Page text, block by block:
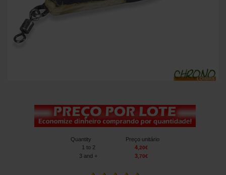
Quantity
Preço unitário
1 to 2 4 ,20€
3 and + 3 ,70€